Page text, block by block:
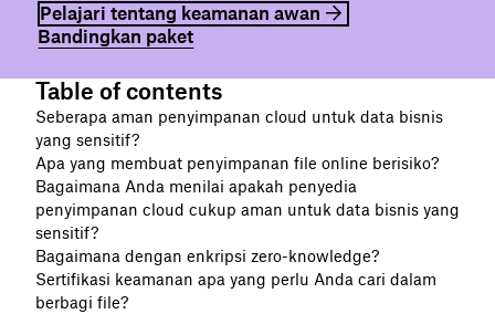
Pelajari tentang keamanan awan
Bandingkan paket
Table of contents
Seberapa aman penyimpanan cloud untuk data bisnis
yang sensitif?
Apa yang membuat penyimpanan file online berisiko?
Bagaimana Anda menilai apakah penyedia
penyimpanan cloud cukup aman untuk data bisnis yang
sensitif?
Bagaimana dengan enkripsi zero-knowledge?
Sertifikasi keamanan apa yang perlu Anda cari dalam
berbagi file?